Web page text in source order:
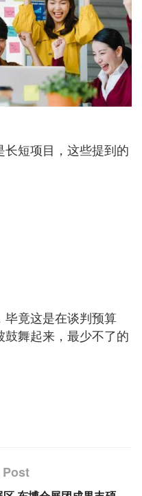
短项目，这些提到的
毕竟这是在谈判预算
舞起来，最少不了的